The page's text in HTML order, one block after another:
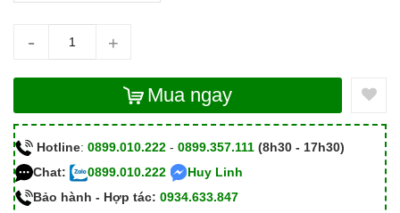
- +
Mua ngay
Hotline: 0899.010.222 - 0899.357.111 (8h30 - 17h30)
Chat:
0899.010.222
Huy Linh
Bảo hành - Hợp tác: 0934.633.847